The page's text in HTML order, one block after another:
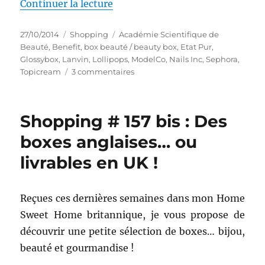
Continuer la lecture
Publié
le
27/10/2014 Catégories
Shopping Étiquettes
Académie Scientifique de
Beauté, Benefit, box beauté / beauty box, Etat Pur,
Glossybox, Lanvin, Lollipops, ModelCo, Nails Inc,Sephora,
Topicream
3 commentairessur
partie
:
Glossybox
en
Shopping # 157 bis : Des
boxes anglaises… ou
livrables en UK !
Reçues ces dernières semaines dans mon Home
Sweet Home britannique, je vous propose de
découvrir une petite sélection de boxes… bijou,
beauté et gourmandise !